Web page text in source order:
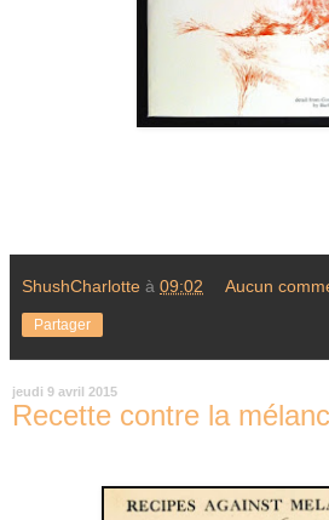
ShushCharlotte à 09:02 Aucun
Partager
jeudi 9 avril 2015
Recette contre la